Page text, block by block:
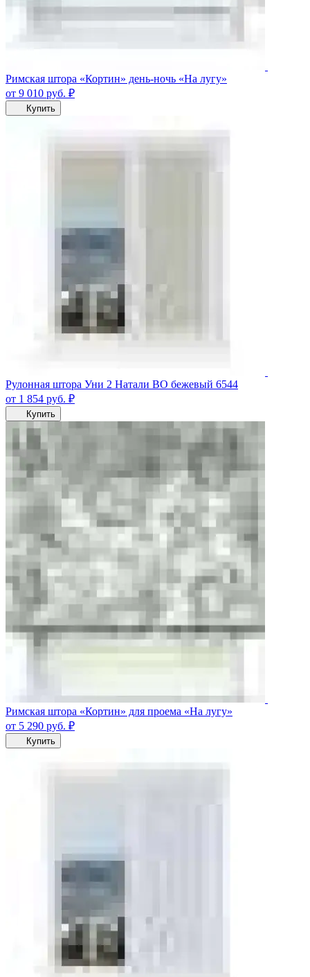
Римская штора «Кортин» день-ночь «На лугу»
от 9 010 руб. ₽
Купить
Рулонная штора Уни 2 Натали ВО бежевый 6544
от 1 854 руб. ₽
Купить
Римская штора «Кортин» для проема «На лугу»
от 5 290 руб. ₽
Купить